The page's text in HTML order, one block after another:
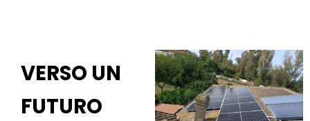
VERSO UN
FUTURO